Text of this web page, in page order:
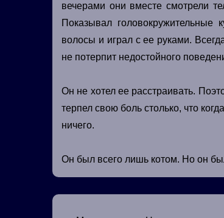
вечерами они вместе смотрели
Показывал
волосы и играл с ее руками.
не потерпит недостойного
Он не хотел ее расстраивать.
терпел свою боль столько, что
ничего.
Он был всего лишь котом. Но он